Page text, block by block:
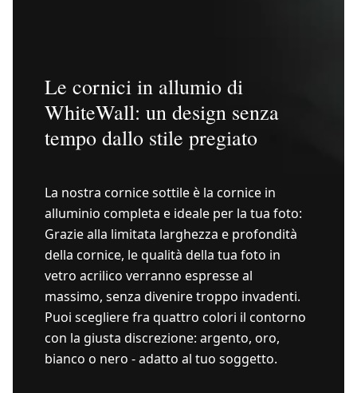
Le cornici in allumio di
WhiteWall: un design senza
tempo dallo stile pregiato
La nostra cornice sottile è la cornice in
alluminio completa e ideale per la tua foto:
Grazie alla limitata larghezza e profondità
della cornice, le qualità della tua foto in
vetro acrilico verranno espresse al
massimo, senza divenire troppo invadenti.
Puoi scegliere fra quattro colori il contorno
con la giusta discrezione: argento, oro,
bianco o nero - adatto al tuo soggetto.